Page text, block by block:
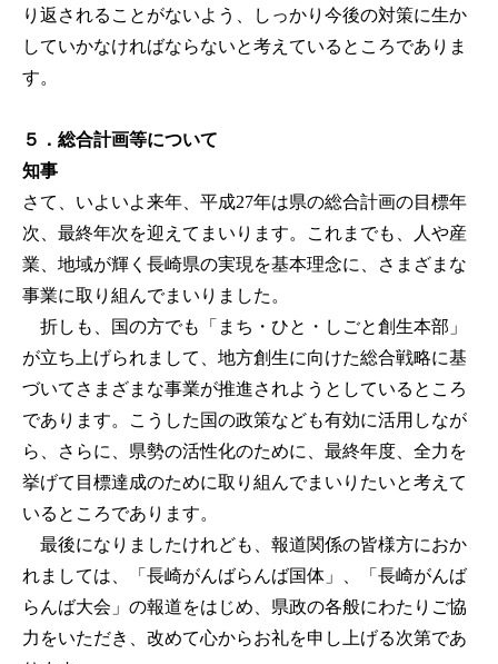
り返されることがないよう、しっかり今後の対策に生か
していかなければならないと考えているところでありま
す。
５．総合計画等について
知事
さて、いよいよ来年、平成27年は県の総合計画の目標年
次、最終年次を迎えてまいります。これまでも、人や産
業、地域が輝く長崎県の実現を基本理念に、さまざまな
事業に取り組んでまいりました。
折しも、国の方でも「まち・ひと・しごと創生本部」
が立ち上げられまして、地方創生に向けた総合戦略に基
づいてさまざまな事業が推進されようとしているところ
であります。こうした国の政策なども有効に活用しなが
ら、さらに、県勢の活性化のために、最終年度、全力を
挙げて目標達成のために取り組んでまいりたいと考えて
いるところであります。
最後になりましたけれども、報道関係の皆様方におか
れましては、「長崎がんばらんば国体」、「長崎がんば
らんば大会」の報道をはじめ、県政の各般にわたりご協
力をいただき、改めて心からお礼を申し上げる次第であ